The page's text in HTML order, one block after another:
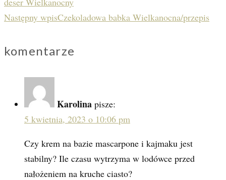
Następny wpisCzekoladowa babka Wielkanocna/przepis
komentarze
Karolina pisze:
5 kwietnia, 2023 o 10:06 pm
Czy krem na bazie mascarpone i kajmaku jest
stabilny? Ile czasu wytrzyma w lodówce przed
nałożeniem na kruche ciasto?